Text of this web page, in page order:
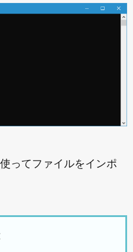
ってファイルをインポ